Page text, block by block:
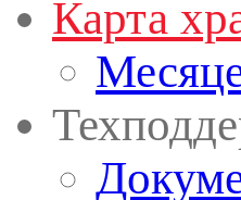
Карта